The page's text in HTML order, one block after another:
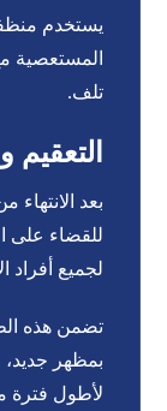
يستخدم
المستعصية
تلف.
التعقيم
بعد
للقضاء على
لجميع أفراد
تضمن هذه
بمظهر جديد،
لأطول فترة